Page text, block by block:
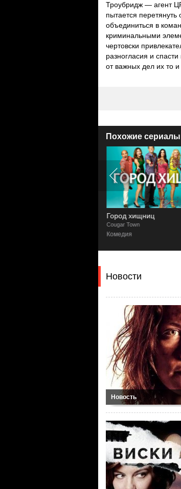
Троубридж — агент
пытается
объединиться в
криминальными
чертовски
разногласия и
от важных дел их то
Похожие сериалы
Город хищниц
Cougar Town
Комедия
Новости
Новость